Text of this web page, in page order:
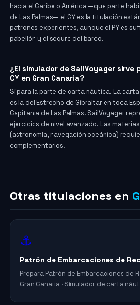
hacia el Caribe o América —que parte
de Las Palmas— el CY es la titulación
patrones experientes, aunque el PY es
pabellón y el seguro del barco.
¿El simulador de SailVoyager sirve
CY en Gran Canaria?
Sí para la parte de carta náutica. La
es la del Estrecho de Gibraltar en toda
Capitanía de Las Palmas. SailVoyager
ejercicios de nivel avanzado. Las
(astronomía, navegación oceánica)
complementarios.
Otras titulaciones en
⚓
Patrón de Embarcaciones de
Prepara Patrón de Embarcaciones de
Gran Canaria · Simulador de carta